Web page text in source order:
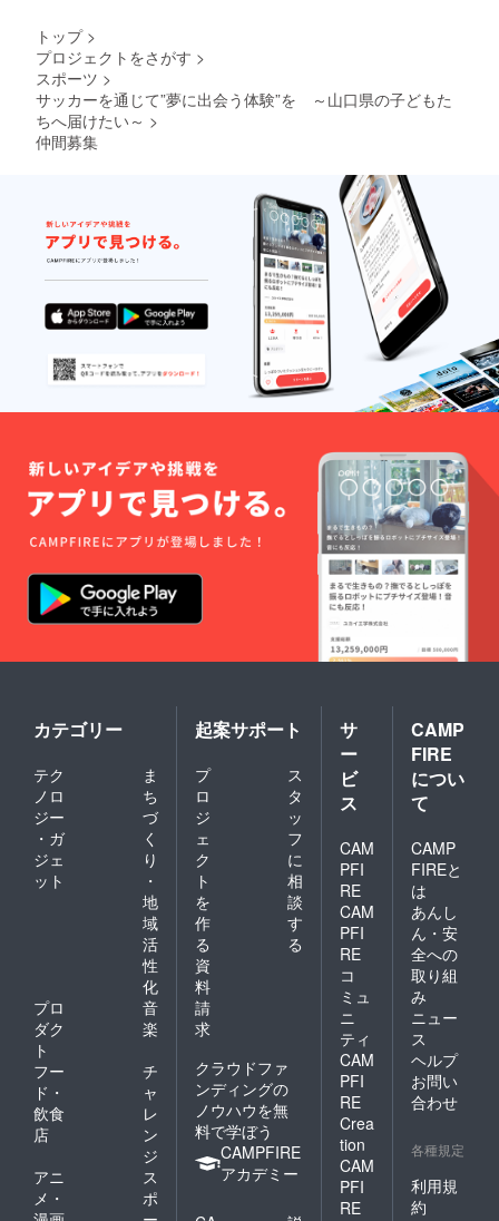
トップ >
プロジェクトをさがす >
スポーツ >
サッカーを通じて”夢に出会う体験”を ～山口県の子どもた
ちへ届けたい～ >
仲間募集
カテゴリー
テク
ノロ
ジー
・ガ
ジェ
ット
ま
ち
づ
く
り
・
地
域
活
性
化
プロ
ダク
ト
音
楽
フー
ド・
飲食
店
チ
ャ
レ
ン
ジ
アニ
メ・
ス
ポ
起案サポート
プ
ロ
ジ
ェ
ク
ト
を
作
る
ス
タ
ッ
フ
に
相
談
す
る
資
料
請
求
クラウドファ
ンディングの
ノウハウを無
料で学ぼう
CAMPFIRE
アカデミー
サ
ー
ビ
ス
CAM
PFI
RE
CAM
PFI
RE
コ
ミュ
ニ
ティ
CAM
PFI
RE
Crea
tion
CAM
PFI
RE
CAMP
FIRE
につい
て
CAMP
FIREと
は
あんし
ん・安
全への
取り組
み
ニュー
ス
ヘルプ
お問い
合わせ
各種規定
利用規
約